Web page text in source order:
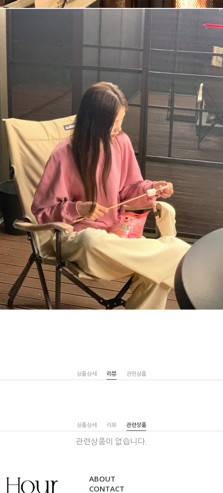
상품상세 리뷰 관련상품
상품상세 리뷰 관련상품
관련상품이 없습니다.
ABOUT
CONTACT